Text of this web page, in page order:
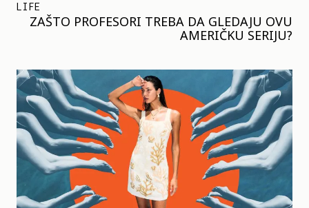
LIFE
ZAŠTO PROFESORI TREBA DA GLEDAJU OVU
AMERIČKU SERIJU?